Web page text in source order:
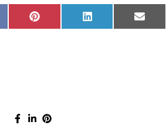
Pinterest LinkedIn